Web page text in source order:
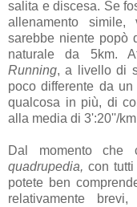
salita e discesa. Se
allenamento simile,
sarebbe niente popò
naturale da 5km.
Running, a livello di
poco differente da
qualcosa in più, di
alla media di 3':20''/
Dal momento che
quadrupedia, con
potete ben
relativamente